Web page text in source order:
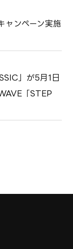
ャンペーン実施
」が5月1日
「STEP